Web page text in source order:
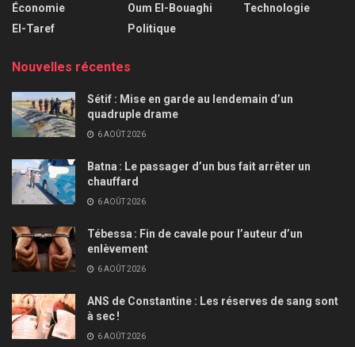
Économie
El-Taref
Oum El-Bouaghi
Politique
Technologie
Nouvelles récentes
Sétif : Mise en garde au lendemain d’un
quadruple drame
6 AOÛT 2026
Batna : Le passager d’un bus fait arrêter un
chauffard
6 AOÛT 2026
Tébessa : Fin de cavale pour l’auteur d’un
enlèvement
6 AOÛT 2026
ANS de Constantine : Les réserves de sang sont
à sec !
6 AOÛT 2026